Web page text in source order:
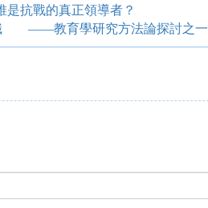
抗戰的真正領導者？
——教育學研究方法論探討之一